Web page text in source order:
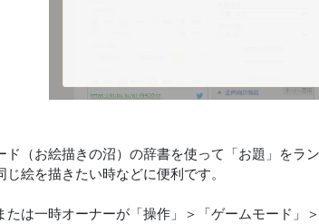
ド（お絵描きの沼）の辞書を使って「お題」をラ
じ絵を描きたい時などに便利です。
たは一時オーナーが「操作」＞「ゲームモード」